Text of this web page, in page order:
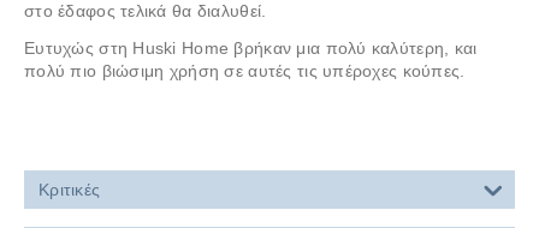
στο έδαφος τελικά θα διαλυθεί.
Ευτυχώς στη Huski Home βρήκαν μια πολύ καλύτερη, και
πολύ πιο βιώσιμη χρήση σε αυτές τις υπέροχες κούπες.
Κριτικές